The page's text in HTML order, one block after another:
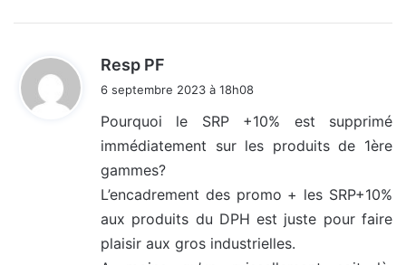
Resp PF
:
6 septembre 2023 à 18h08
Pourquoi le SRP +10% est supprimé
immédiatement sur les produits de 1ère
gammes?
L’encadrement des promo + les SRP+10%
aux produits du DPH est juste pour faire
plaisir aux gros industrielles.